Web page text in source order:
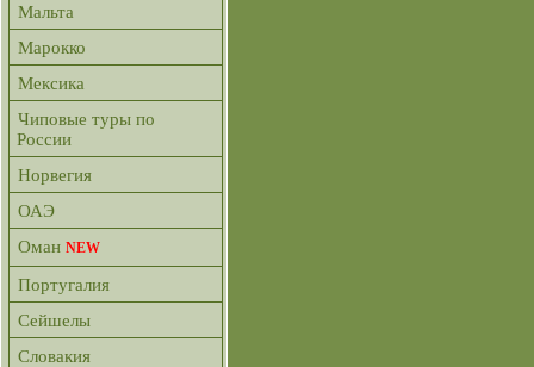
Мальта
Марокко
Мексика
Чиповые туры по
России
Норвегия
ОАЭ
Оман NEW
Португалия
Сейшелы
Словакия